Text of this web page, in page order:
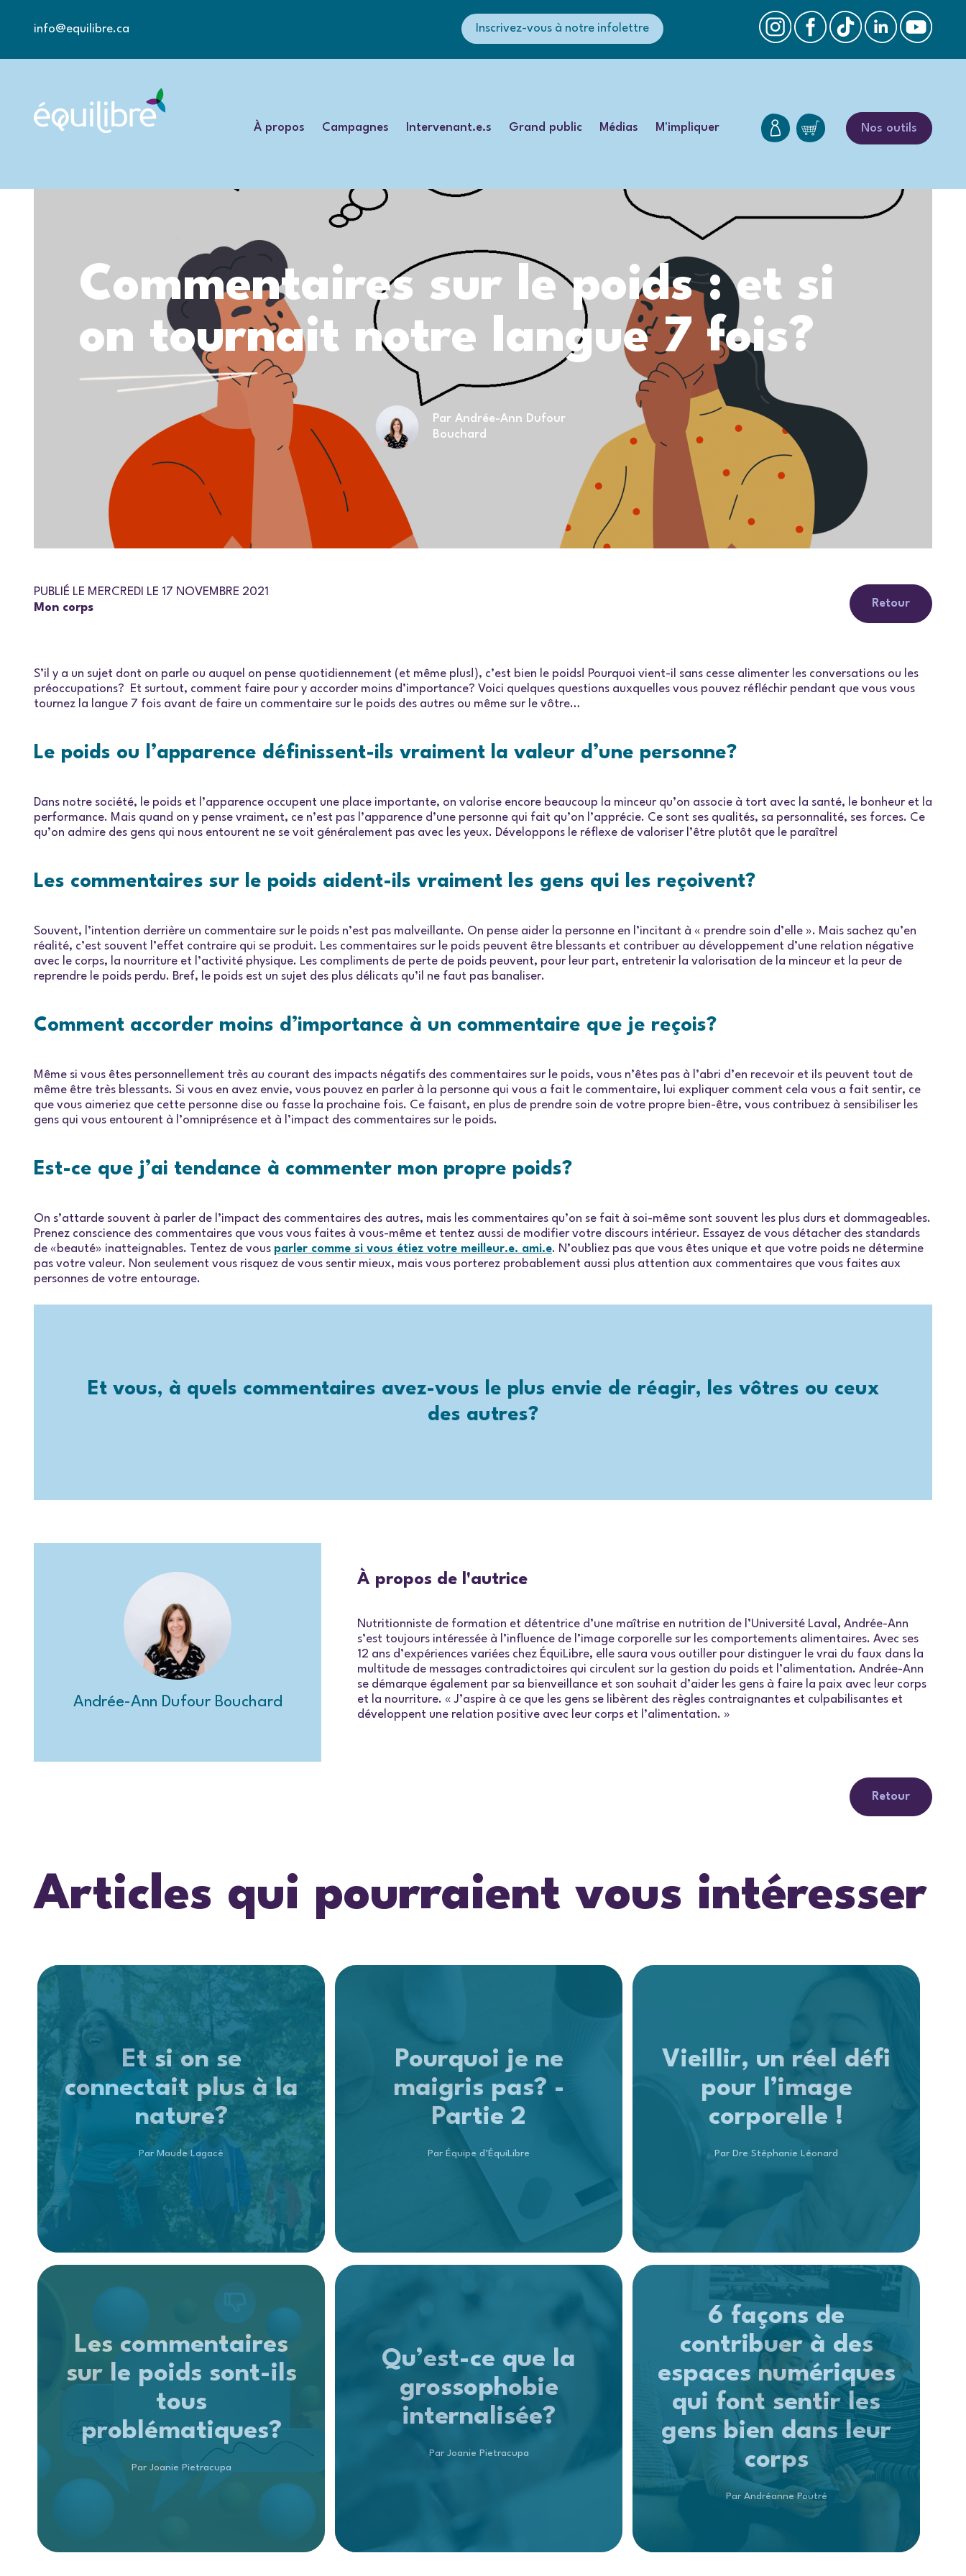
info@equilibre.ca Inscrivez-vous à notre infolettre
À propos Campagnes Intervenant.e.s Grand public Médias M'impliquer Nos outils
Commentaires sur le poids : et si
on tournait notre langue 7 fois?
Par Andrée-Ann Dufour
Bouchard
PUBLIÉ LE MERCREDI LE 17 NOVEMBRE 2021
Mon corps
Retour
S’il y a un sujet dont on parle ou auquel on pense quotidiennement (et même plus!), c’est bien le poids! Pourquoi vient-il sans cesse alimenter les conversations ou les
préoccupations? Et surtout, comment faire pour y accorder moins d’importance? Voici quelques questions auxquelles vous pouvez réfléchir pendant que vous vous
tournez la langue 7 fois avant de faire un commentaire sur le poids des autres ou même sur le vôtre…
Le poids ou l’apparence définissent-ils vraiment la valeur d’une personne?
Dans notre société, le poids et l’apparence occupent une place importante, on valorise encore beaucoup la minceur qu’on associe à tort avec la santé, le bonheur et la
performance. Mais quand on y pense vraiment, ce n’est pas l’apparence d’une personne qui fait qu’on l’apprécie. Ce sont ses qualités, sa personnalité, ses forces. Ce
qu’on admire des gens qui nous entourent ne se voit généralement pas avec les yeux. Développons le réflexe de valoriser l’être plutôt que le paraître!
Les commentaires sur le poids aident-ils vraiment les gens qui les reçoivent?
Souvent, l’intention derrière un commentaire sur le poids n’est pas malveillante. On pense aider la personne en l’incitant à « prendre soin d’elle ». Mais sachez qu’en
réalité, c’est souvent l’effet contraire qui se produit. Les commentaires sur le poids peuvent être blessants et contribuer au développement d’une relation négative
avec le corps, la nourriture et l’activité physique. Les compliments de perte de poids peuvent, pour leur part, entretenir la valorisation de la minceur et la peur de
reprendre le poids perdu. Bref, le poids est un sujet des plus délicats qu’il ne faut pas banaliser.
Comment accorder moins d’importance à un commentaire que je reçois?
Même si vous êtes personnellement très au courant des impacts négatifs des commentaires sur le poids, vous n’êtes pas à l’abri d’en recevoir et ils peuvent tout de
même être très blessants. Si vous en avez envie, vous pouvez en parler à la personne qui vous a fait le commentaire, lui expliquer comment cela vous a fait sentir, ce
que vous aimeriez que cette personne dise ou fasse la prochaine fois. Ce faisant, en plus de prendre soin de votre propre bien-être, vous contribuez à sensibiliser les
gens qui vous entourent à l’omniprésence et à l’impact des commentaires sur le poids.
Est-ce que j’ai tendance à commenter mon propre poids?
On s’attarde souvent à parler de l’impact des commentaires des autres, mais les commentaires qu’on se fait à soi-même sont souvent les plus durs et dommageables.
Prenez conscience des commentaires que vous vous faites à vous-même et tentez aussi de modifier votre discours intérieur. Essayez de vous détacher des standards
de «beauté» inatteignables. Tentez de vous parler comme si vous étiez votre meilleur.e. ami.e. N’oubliez pas que vous êtes unique et que votre poids ne détermine
pas votre valeur. Non seulement vous risquez de vous sentir mieux, mais vous porterez probablement aussi plus attention aux commentaires que vous faites aux
personnes de votre entourage.
Et vous, à quels commentaires avez-vous le plus envie de réagir, les vôtres ou ceux
des autres?
Andrée-Ann Dufour Bouchard
À propos de l'autrice
Nutritionniste de formation et détentrice d’une maîtrise en nutrition de l’Université Laval, Andrée-Ann
s’est toujours intéressée à l’influence de l’image corporelle sur les comportements alimentaires. Avec ses
12 ans d’expériences variées chez ÉquiLibre, elle saura vous outiller pour distinguer le vrai du faux dans la
multitude de messages contradictoires qui circulent sur la gestion du poids et l’alimentation. Andrée-Ann
se démarque également par sa bienveillance et son souhait d’aider les gens à faire la paix avec leur corps
et la nourriture. « J’aspire à ce que les gens se libèrent des règles contraignantes et culpabilisantes et
développent une relation positive avec leur corps et l’alimentation. »
Retour
Articles qui pourraient vous intéresser
Et si on se
connectait plus à la
nature?
Par Maude Lagacé
Pourquoi je ne
maigris pas? -
Partie 2
Par Équipe d’ÉquiLibre
Vieillir, un réel défi
pour l’image
corporelle !
Par Dre Stéphanie Léonard
Les commentaires
sur le poids sont-ils
tous
problématiques?
Par Joanie Pietracupa
Qu’est-ce que la
grossophobie
internalisée?
Par Joanie Pietracupa
6 façons de
contribuer à des
espaces numériques
qui font sentir les
gens bien dans leur
corps
Par Andréanne Poutré